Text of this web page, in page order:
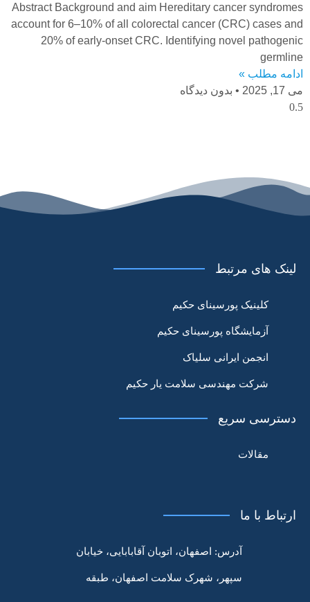
Abstract Background and aim Hereditary cancer syndromes
account for 6–10% of all colorectal cancer (CRC) cases and
20% of early-onset CRC. Identifying novel pathogenic
germline
ادامه مطلب »
می 17, 2025
بدون دیدگاه
لینک های مرتبط
کلینیک پورسینای حکیم
آزمایشگاه پورسینای حکیم
انجمن ایرانی سلیاک
شرکت مهندسی سلامت یار حکیم
دسترسی سریع
مقالات
ارتباط با ما
آدرس: اصفهان، اتوبان آقابابایی، خیابان
سپهر، شهرک سلامت اصفهان، طبقه